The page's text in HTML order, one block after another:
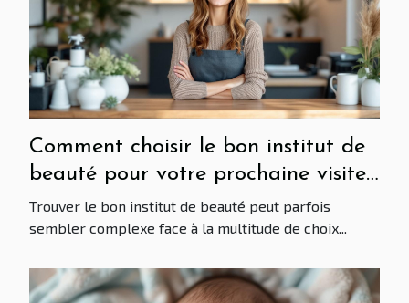
Comment choisir le bon institut de
beauté pour votre prochaine visite
?
Trouver le bon institut de beauté peut parfois
sembler complexe face à la multitude de choix...